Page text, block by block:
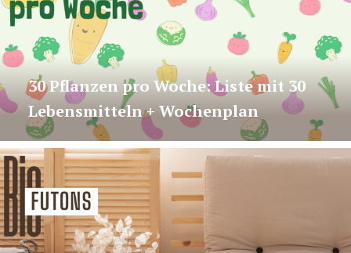
30 Pflanzen pro Woche: Liste mit 30
Lebensmitteln + Wochenplan